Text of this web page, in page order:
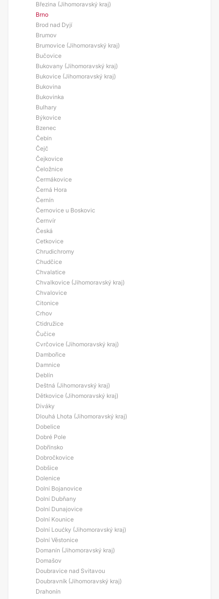
Březina (Jihomoravský kraj)
Brno
Brod nad Dyjí
Brumov
Brumovice (Jihomoravský kraj)
Bučovice
Bukovany (Jihomoravský kraj)
Bukovice (Jihomoravský kraj)
Bukovina
Bukovinka
Bulhary
Býkovice
Bzenec
Čebín
Čejč
Čejkovice
Čeložnice
Čermákovice
Černá Hora
Černín
Černovice u Boskovic
Černvír
Česká
Cetkovice
Chrudichromy
Chudčice
Chvalatice
Chvalkovice (Jihomoravský kraj)
Chvalovice
Citonice
Crhov
Ctidružice
Čučice
Cvrčovice (Jihomoravský kraj)
Dambořice
Damnice
Deblín
Deštná (Jihomoravský kraj)
Dětkovice (Jihomoravský kraj)
Diváky
Dlouhá Lhota (Jihomoravský kraj)
Dobelice
Dobré Pole
Dobřínsko
Dobročkovice
Dobšice
Dolenice
Dolní Bojanovice
Dolní Dubňany
Dolní Dunajovice
Dolní Kounice
Dolní Loućky (Jihomoravský kraj)
Dolní Věstonice
Domanín (Jihomoravský kraj)
Domašov
Doubravice nad Svitavou
Doubravník (Jihomoravský kraj)
Drahonín